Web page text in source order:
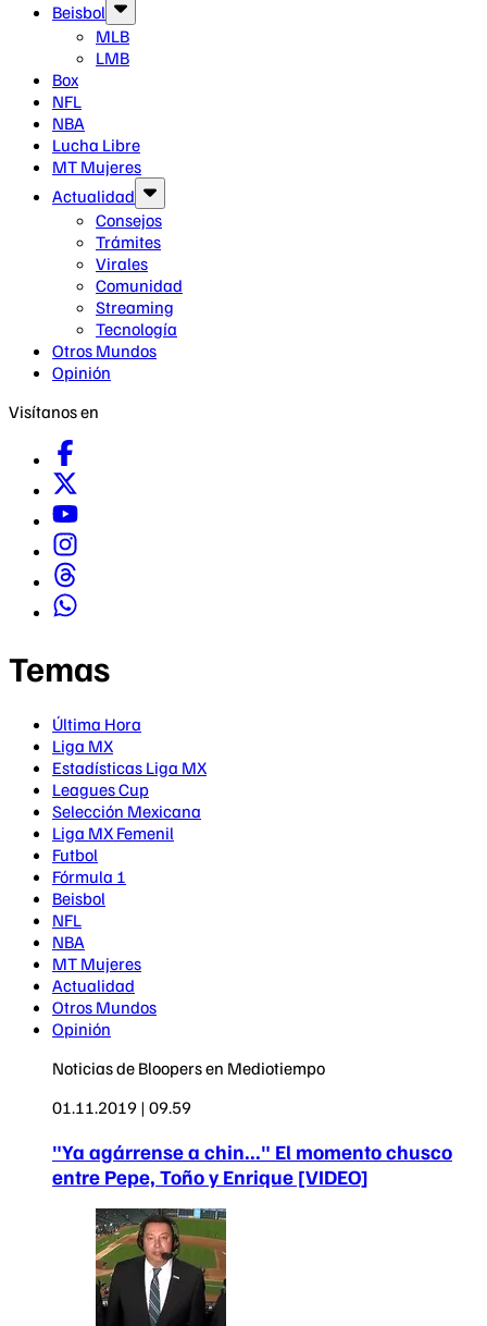
Beisbol
MLB
LMB
Box
NFL
NBA
Lucha Libre
MT Mujeres
Actualidad
Consejos
Trámites
Virales
Comunidad
Streaming
Tecnología
Otros Mundos
Opinión
Visítanos en
Temas
Última Hora
Liga MX
Estadísticas Liga MX
Leagues Cup
Selección Mexicana
Liga MX Femenil
Futbol
Fórmula 1
Beisbol
NFL
NBA
MT Mujeres
Actualidad
Otros Mundos
Opinión
Noticias de Bloopers en Mediotiempo
01.11.2019 | 09.59
"Ya agárrense a chin..." El momento chusco
entre Pepe, Toño y Enrique [VIDEO]